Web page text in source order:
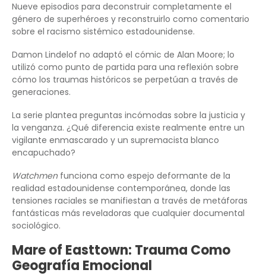
Nueve episodios para deconstruir completamente el
género de superhéroes y reconstruirlo como comentario
sobre el racismo sistémico estadounidense.
Damon Lindelof no adaptó el cómic de Alan Moore; lo
utilizó como punto de partida para una reflexión sobre
cómo los traumas históricos se perpetúan a través de
generaciones.
La serie plantea preguntas incómodas sobre la justicia y
la venganza. ¿Qué diferencia existe realmente entre un
vigilante enmascarado y un supremacista blanco
encapuchado?
Watchmenfunciona como espejo deformante de la
realidad estadounidense contemporánea, donde las
tensiones raciales se manifiestan a través de metáforas
fantásticas más reveladoras que cualquier documental
sociológico.
Mare of Easttown: Trauma Como
Geografía Emocional